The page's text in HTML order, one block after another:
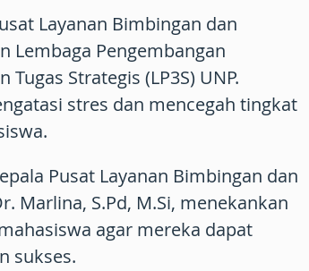
Layanan Bimbingan dan
Lembaga Pengembangan
Strategis (LP3S) UNP.
stres dan mencegah tingkat
Pusat Layanan Bimbingan dan
Marlina, S.Pd, M.Si, menekankan
agar mereka dapat
sukses.